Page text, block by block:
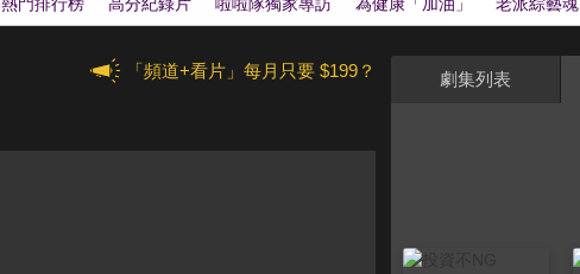
「頻道+看片」每月只要 $199？ 劇集列表